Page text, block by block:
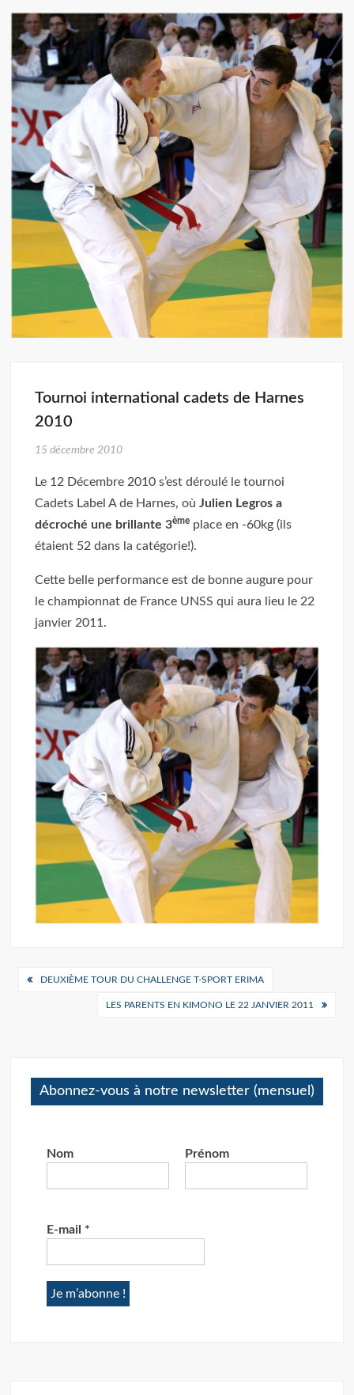
Tournoi international cadets de Harnes
2010
15 décembre 2010
Le 12 Décembre 2010 s’est déroulé le tournoi
Cadets Label A de Harnes, oùJulien Legros a
décroché une brillante 3ème place en -60kg (ils
étaient 52 dans la catégorie!).
Cette belle performance est de bonne augure pour
le championnat de France UNSS qui aura lieu le 22
janvier 2011.
Navigation
DEUXIÈME TOUR DU CHALLENGE T-SPORT ERIMA
LES PARENTS EN KIMONO LE 22 JANVIER 2011
Abonnez-vous à notre newsletter (mensuel)
Nom Prénom
E-mail *